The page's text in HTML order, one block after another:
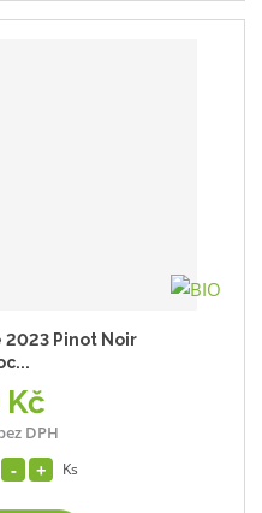
2023 Pinot Noir
DPH
Ks